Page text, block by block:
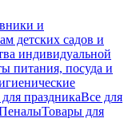
и
детских садов и
индивидуальной
питания, посуда и
праздникаВсе для
Товары для